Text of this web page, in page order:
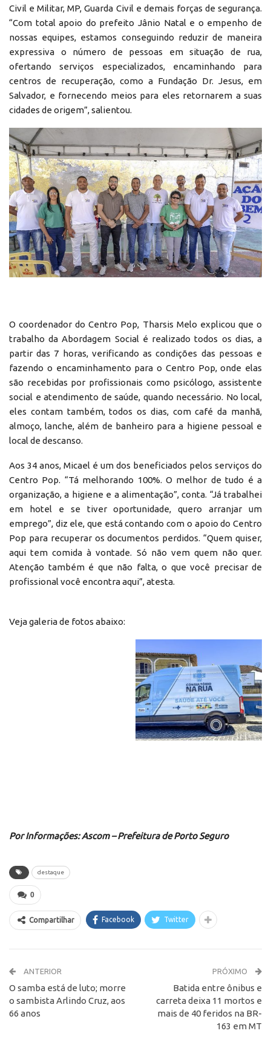
Civil e Militar, MP, Guarda Civil e demais forças de segurança.
“Com total apoio do prefeito Jânio Natal e o empenho de
nossas equipes, estamos conseguindo reduzir de maneira
expressiva o número de pessoas em situação de rua,
ofertando serviços especializados, encaminhando para
centros de recuperação, como a Fundação Dr. Jesus, em
Salvador, e fornecendo meios para eles retornarem a suas
cidades de origem”, salientou.
O coordenador do Centro Pop, Tharsis Melo explicou que o
trabalho da Abordagem Social é realizado todos os dias, a
partir das 7 horas, verificando as condições das pessoas e
fazendo o encaminhamento para o Centro Pop, onde elas
são recebidas por profissionais como psicólogo, assistente
social e atendimento de saúde, quando necessário. No local,
eles contam também, todos os dias, com café da manhã,
almoço, lanche, além de banheiro para a higiene pessoal e
local de descanso.
Aos 34 anos, Micael é um dos beneficiados pelos serviços do
Centro Pop. “Tá melhorando 100%. O melhor de tudo é a
organização, a higiene e a alimentação”, conta. “Já trabalhei
em hotel e se tiver oportunidade, quero arranjar um
emprego”, diz ele, que está contando com o apoio do Centro
Pop para recuperar os documentos perdidos. “Quem quiser,
aqui tem comida à vontade. Só não vem quem não quer.
Atenção também é que não falta, o que você precisar de
profissional você encontra aqui”, atesta.
Veja galeria de fotos abaixo:
Por Informações: Ascom – Prefeitura de Porto Seguro
destaque
0
Compartilhar Facebook Twitter
ANTERIOR
O samba está de luto; morre
o sambista Arlindo Cruz, aos
66 anos
PRÓXIMO
Batida entre ônibus e
carreta deixa 11 mortos e
mais de 40 feridos na BR-
163 em MT